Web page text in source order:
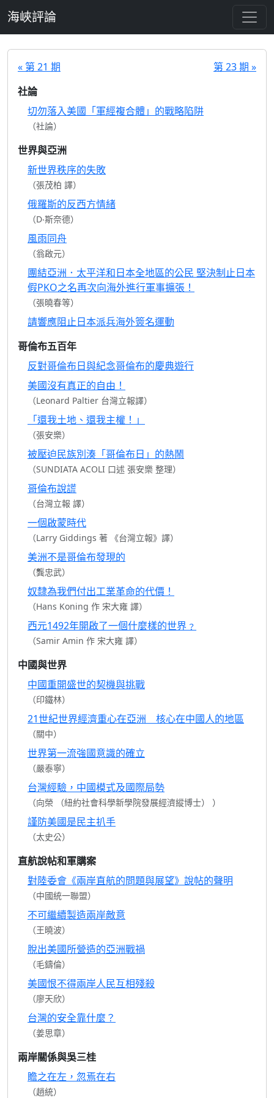
海峽評論
« 第 21 期
第 23 期 »
社論
切勿落入美國「軍經複合體」的戰略陷阱
（社論）
世界與亞洲
新世界秩序的失敗
（張茂柏 譯）
俄羅斯的反西方情緒
（D‧斯奈德）
風雨同舟
（翁啟元）
團結亞洲．太平洋和日本全地區的公民 堅決制止日本
假PKO之名再次向海外進行軍事擴張！
（張曉春等）
請響應阻止日本派兵海外簽名運動
哥倫布五百年
反對哥倫布日與紀念哥倫布的慶典遊行
美國沒有真正的自由！
（Leonard Paltier 台灣立報譯）
「還我土地、還我主權！」
（張安樂）
被壓迫民族別湊「哥倫布日」的熱鬧
（SUNDIATA ACOLI 口述 張安樂 整理）
哥倫布說謊
（台灣立報 譯）
一個啟蒙時代
（Larry Giddings 著 《台灣立報》譯）
美洲不是哥倫布發現的
（龔忠武）
奴隸為我們付出工業革命的代價！
（Hans Koning 作 宋大雍 譯）
西元1492年開啟了一個什麼樣的世界﹖
（Samir Amin 作 宋大雍 譯）
中國與世界
中國重開盛世的契機與挑戰
（印鐵林）
21世紀世界經濟重心在亞洲 核心在中國人的地區
（關中）
世界第一流強國意識的確立
（嚴泰寧）
台灣經驗，中國模式及國際局勢
（向榮 （紐約社會科學新學院發展經濟縱博士） ）
謹防美國是民主扒手
（太史公）
直航說帖和軍購案
對陸委會《兩岸直航的問題與展望》說帖的聲明
（中國統一聯盟）
不可繼續製造兩岸敵意
（王曉波）
脫出美國所營造的亞洲戰禍
（毛鑄倫）
美國恨不得兩岸人民互相殘殺
（廖天欣）
台灣的安全靠什麼？
（姜思章）
兩岸關係與吳三桂
瞻之在左，忽焉在右
（趙統）